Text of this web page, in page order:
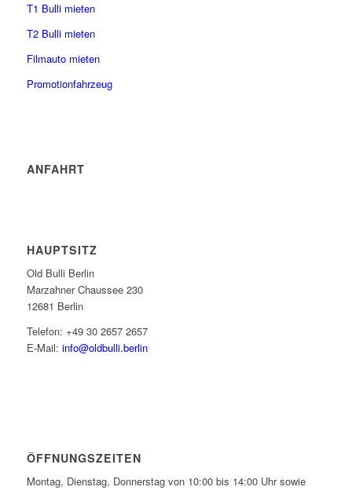
T1 Bulli mieten
T2 Bulli mieten
Filmauto mieten
Promotionfahrzeug
ANFAHRT
HAUPTSITZ
Old Bulli Berlin
Marzahner Chaussee 230
12681 Berlin
Telefon: +49 30 2657 2657
E-Mail: info@oldbulli.berlin
ÖFFNUNGSZEITEN
Montag, Dienstag, Donnerstag von 10:00 bis 14:00 Uhr sowie